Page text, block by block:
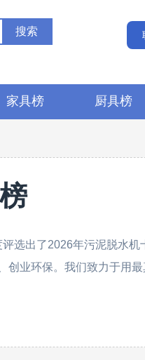
家具榜 厨具榜
选出了2026年污泥脱水机
创业环保。我们致力于用